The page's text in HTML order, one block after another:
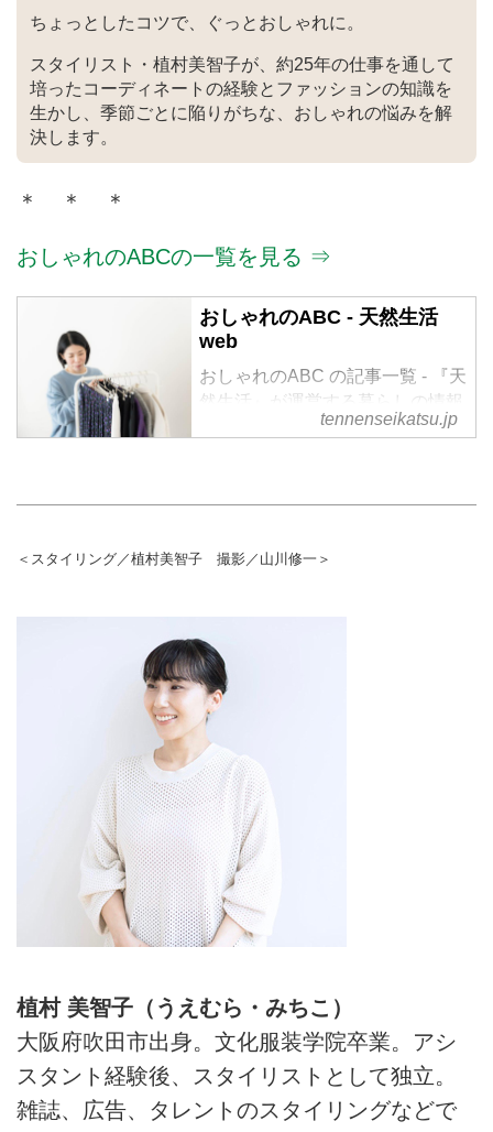
で一点一点丁寧に作り続けていま
ちょっとしたコツで、ぐっとおしゃれに。
スタイリスト・植村美智子が、約25年の仕事を通して
培ったコーディネートの経験とファッションの知識を
生かし、季節ごとに陥りがちな、おしゃれの悩みを解
決します。
＊ ＊ ＊
おしゃれのABCの一覧を見る ⇒
おしゃれのABC - 天然生活
web
おしゃれのABC の記事一覧 - 『天
然生活』が運営する暮らしの情報
サイト。食やファッション、暮ら
tennenseikatsu.jp
＜スタイリング／植村美智子 撮影／山川修一＞
植村 美智子（うえむら・みちこ）
大阪府吹田市出身。文化服装学院卒業。アシ
スタント経験後、スタイリストとして独立。
雑誌、広告、タレントのスタイリングなどで